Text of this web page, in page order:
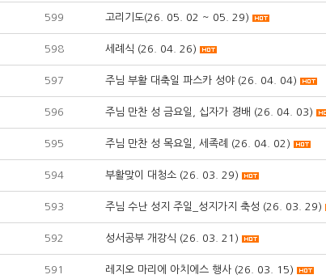
599 고리기도(26. 05. 02 ~ 05. 29)
598 세례식 (26. 04. 26)
597 주님 부활 대축일 파스카 성야 (26. 04. 04)
596 주님 만찬 성 금요일, 십자가 경배 (26. 04. 03)
595 주님 만찬 성 목요일, 세족례 (26. 04. 02)
594 부활맞이 대청소 (26. 03. 29)
593 주님 수난 성지 주일_성지가지 축성 (26. 03. 29)
592 성서공부 개강식 (26. 03. 21)
591 레지오 마리에 아치에스 행사 (26. 03. 15)